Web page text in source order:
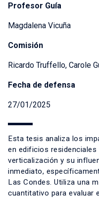
Profesor Guía
Magdalena Vicuña
Comisión
Ricardo Truffello, Carole
Fecha de defensa
27/01/2025
Esta tesis analiza los
en edificios
verticalización y su
inmediato,
Las Condes. Utiliza una
cuantitativo para evaluar